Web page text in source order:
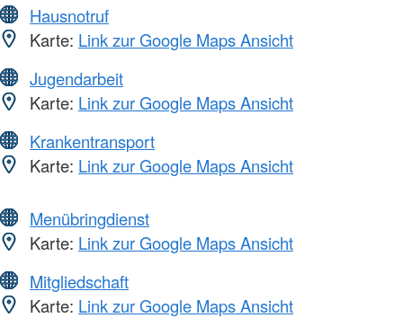
Hausnotruf
Karte: Link zur Google Maps Ansicht
Jugendarbeit
Karte: Link zur Google Maps Ansicht
Krankentransport
Karte: Link zur Google Maps Ansicht
Menübringdienst
Karte: Link zur Google Maps Ansicht
Mitgliedschaft
Karte: Link zur Google Maps Ansicht